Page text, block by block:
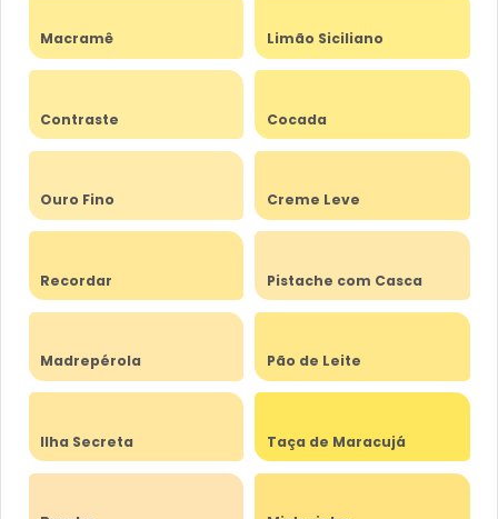
Macramê Limão Siciliano
Contraste Cocada
Ouro Fino Creme Leve
Recordar Pistache com Casca
Madrepérola Pão de Leite
Ilha Secreta Taça de Maracujá